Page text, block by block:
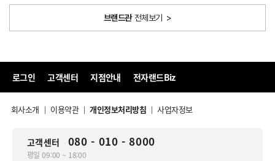
브랜드관 전체보기 >
로그인 고객센터 지점안내 전자랜드Biz
회사소개 | 이용약관 | 개인정보처리방침 | 사업자정보
고객센터 080 - 010 - 8000
평일 09:00 ~ 18:00